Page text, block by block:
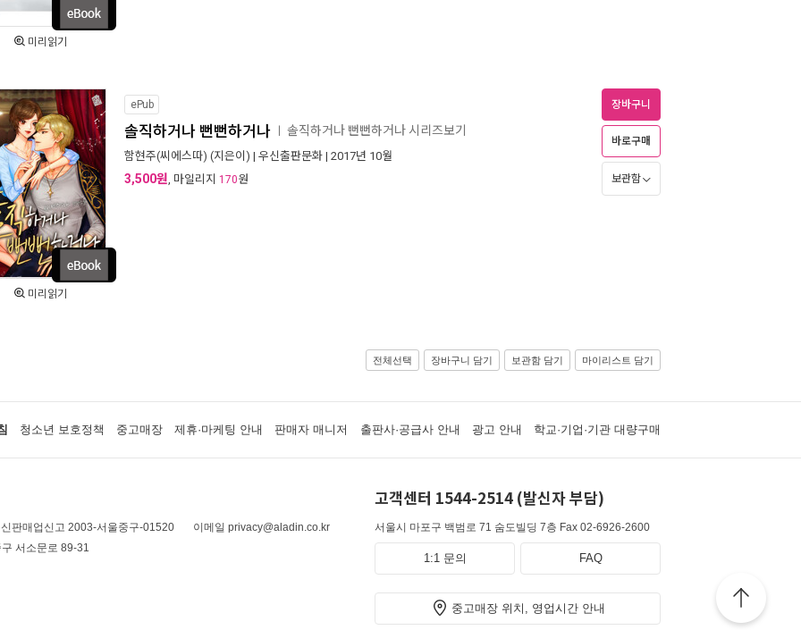
미리읽기
미리읽기
ePub
솔직하거나 뻔뻔하거나 솔직하거나 뻔뻔하거나 시리즈보기
함현주(씨에스따) (지은이) | 우신출판문화 | 2017년 10월
3,500원, 마일리지 170원
장바구니
바로구매
보관함
전체선택 장바구니 담기 보관함 담기 마이리스트 담기
청소년 보호정책 중고매장 제휴·마케팅 안내 판매자 매니저 출판사·공급사 안내 광고 안내 학교·기업·기관 대량구매
판매업신고 2003-서울중구-01520
이메일 privacy@aladin.co.kr
서소문로 89-31
고객센터 1544-2514 (발신자 부담)
서울시 마포구 백범로 71 숨도빌딩 7층 Fax 02-6926-2600
1:1 문의 FAQ
중고매장 위치, 영업시간 안내